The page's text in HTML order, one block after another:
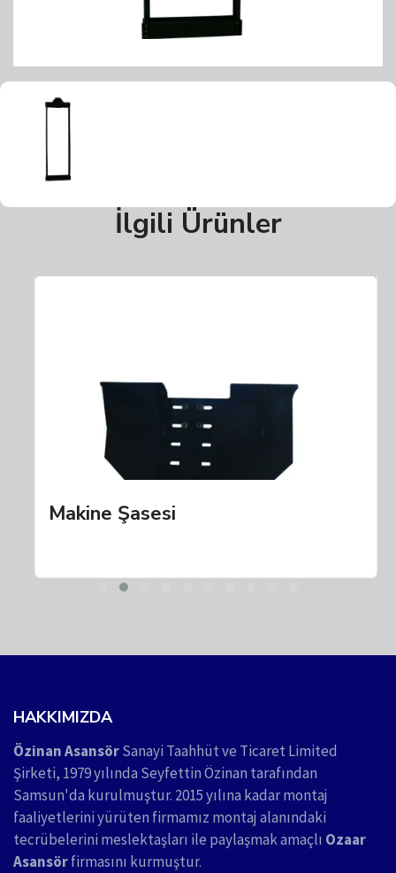
İlgili Ürünler
Makine Şasesi
HAKKIMIZDA
Özinan AsansörSanayi Taahhüt ve Ticaret Limited
Şirketi, 1979 yılında Seyfettin Özinan tarafından
Samsun'da kurulmuştur. 2015 yılına kadar montaj
faaliyetlerini yürüten firmamız montaj alanındaki
tecrübelerini meslektaşları ile paylaşmak amaçlı Ozaar
Asansörfirmasını kurmuştur.